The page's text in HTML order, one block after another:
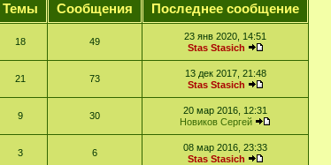
Темы Сообщения
Последнее сообщение
18 49
23 янв 2020, 14:51
Stas Stasich
21 73
13 дек 2017, 21:48
Stas Stasich
9 30
20 мар 2016, 12:31
Новиков Сергей
3 6
08 мар 2016, 23:33
Stas Stasich